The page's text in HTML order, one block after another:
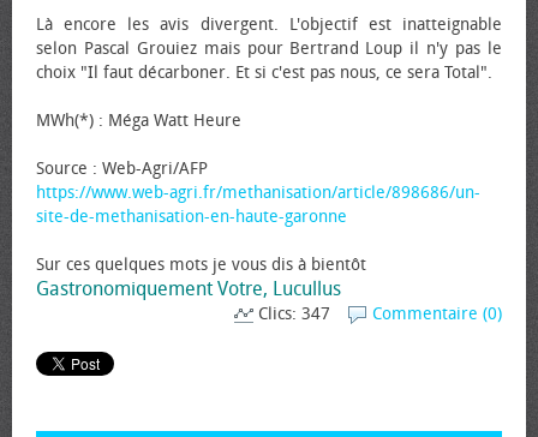
Là encore les avis divergent. L'objectif est inatteignable
selon Pascal Grouiez mais pour Bertrand Loup il n'y pas le
choix "Il faut décarboner. Et si c'est pas nous, ce sera Total".
MWh(*) : Méga Watt Heure
Source : Web-Agri/AFP
https://www.web-agri.fr/methanisation/article/898686/un-
site-de-methanisation-en-haute-garonne
Sur ces quelques mots je vous dis à bientôt
Gastronomiquement Votre, Lucullus
Commentaire (0)
Clics: 347